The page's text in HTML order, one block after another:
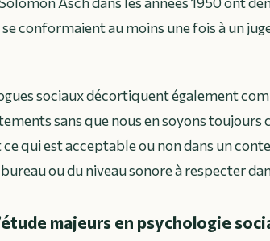
conformaient au moins une fois à un
sociaux décortiquent également
sans que nous en soyons toujours
qui est acceptable ou non dans un
ou du niveau sonore à respecter
majeurs en psychologie